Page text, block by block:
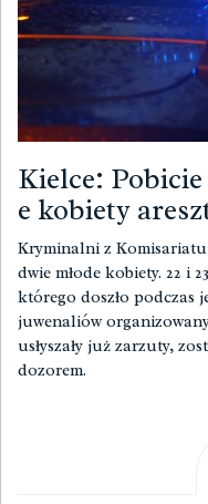
Kielce:
e kobiety
Kryminalni z
dwie młode kobiety. 22 i
którego doszło podczas
juwenaliów
usłyszały już zarzuty,
dozorem.